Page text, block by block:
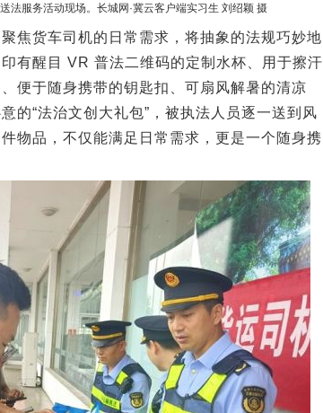
法服务活动现场。长城网·冀云客户端实习生 刘绍颖 摄
货车司机的日常需求，将抽象的法规巧妙地
有醒目 VR 普法二维码的定制水杯、用于擦汗
便于随身携带的钥匙扣、可扇风解暑的清凉
“法治文创大礼包”，被执法人员逐一送到风
物品，不仅能满足日常需求，更是一个随身携